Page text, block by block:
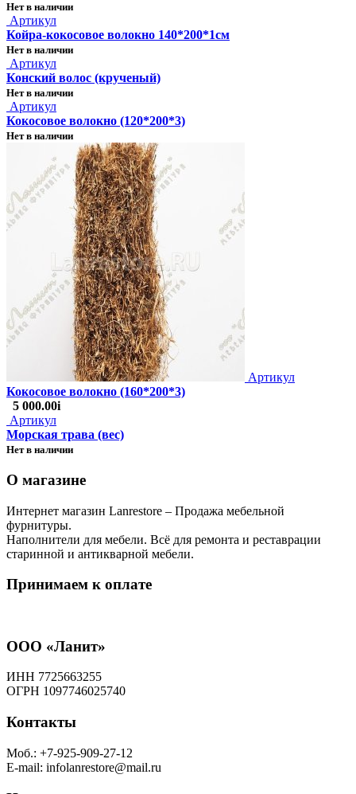
Нет в наличии
Артикул
Койра-кокосовое волокно 140*200*1см
Нет в наличии
Артикул
Конский волос (крученый)
Нет в наличии
Артикул
Кокосовое волокно (120*200*3)
Нет в наличии
Артикул
Кокосовое волокно (160*200*3)
5 000.00i
Артикул
Морская трава (вес)
Нет в наличии
О магазине
Интернет магазин Lanrestore – Продажа мебельной
фурнитуры.
Наполнители для мебели. Всё для ремонта и реставрации
старинной и антикварной мебели.
Принимаем к оплате
ООО «Ланит»
ИНН 7725663255
ОГРН 1097746025740
Контакты
Моб.: +7-925-909-27-12
E-mail: infolanrestore@mail.ru